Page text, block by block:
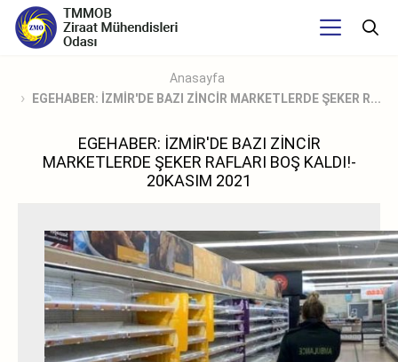
Anasayfa
EGEHABER: İZMİR'DE BAZI ZİNCİR MARKETLERDE ŞEKER R...
EGEHABER: İZMİR'DE BAZI ZİNCİR
MARKETLERDE ŞEKER RAFLARI BOŞ KALDI!-
20KASIM 2021